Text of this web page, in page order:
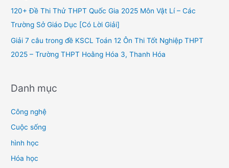
120+ Đề Thi Thử THPT Quốc Gia 2025 Môn Vật Lí – Các
Trường Sở Giáo Dục [Có Lời Giải]
Giải 7 câu trong đề KSCL Toán 12 Ôn Thi Tốt Nghiệp THPT
2025 – Trường THPT Hoằng Hóa 3, Thanh Hóa
Danh mục
Công nghệ
Cuộc sống
hình học
Hóa học